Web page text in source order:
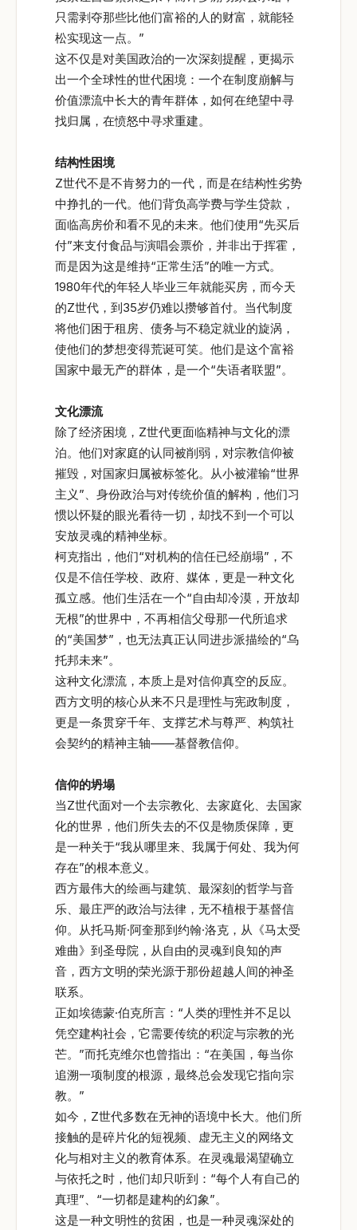
只需剥夺那些比他们富裕的人的财富，就能轻
松实现这一点。”
这不仅是对美国政治的一次深刻提醒，更揭示
出一个全球性的世代困境：一个在制度崩解与
价值漂流中长大的青年群体，如何在绝望中寻
找归属，在愤怒中寻求重建。
结构性困境
Z世代不是不肯努力的一代，而是在结构性劣势
中挣扎的一代。他们背负高学费与学生贷款，
面临高房价和看不见的未来。他们使用“先买后
付”来支付食品与演唱会票价，并非出于挥霍，
而是因为这是维持“正常生活”的唯一方式。
1980年代的年轻人毕业三年就能买房，而今天
的Z世代，到35岁仍难以攒够首付。当代制度
将他们困于租房、债务与不稳定就业的旋涡，
使他们的梦想变得荒诞可笑。他们是这个富裕
国家中最无产的群体，是一个“失语者联盟”。
文化漂流
除了经济困境，Z世代更面临精神与文化的漂
泊。他们对家庭的认同被削弱，对宗教信仰被
摧毁，对国家归属被标签化。从小被灌输“世界
主义”、身份政治与对传统价值的解构，他们习
惯以怀疑的眼光看待一切，却找不到一个可以
安放灵魂的精神坐标。
柯克指出，他们“对机构的信任已经崩塌”，不
仅是不信任学校、政府、媒体，更是一种文化
孤立感。他们生活在一个“自由却冷漠，开放却
无根”的世界中，不再相信父母那一代所追求
的“美国梦”，也无法真正认同进步派描绘的“乌
托邦未来”。
这种文化漂流，本质上是对信仰真空的反应。
西方文明的核心从来不只是理性与宪政制度，
更是一条贯穿千年、支撑艺术与尊严、构筑社
会契约的精神主轴——基督教信仰。
信仰的坍塌
当Z世代面对一个去宗教化、去家庭化、去国家
化的世界，他们所失去的不仅是物质保障，更
是一种关于“我从哪里来、我属于何处、我为何
存在”的根本意义。
西方最伟大的绘画与建筑、最深刻的哲学与音
乐、最庄严的政治与法律，无不植根于基督信
仰。从托马斯·阿奎那到约翰·洛克，从《马太受
难曲》到圣母院，从自由的灵魂到良知的声
音，西方文明的荣光源于那份超越人间的神圣
联系。
正如埃德蒙·伯克所言：“人类的理性并不足以
凭空建构社会，它需要传统的积淀与宗教的光
芒。”而托克维尔也曾指出：“在美国，每当你
追溯一项制度的根源，最终总会发现它指向宗
教。”
如今，Z世代多数在无神的语境中长大。他们所
接触的是碎片化的短视频、虚无主义的网络文
化与相对主义的教育体系。在灵魂最渴望确立
与依托之时，他们却只听到：“每个人有自己的
真理”、“一切都是建构的幻象”。
这是一种文明性的贫困，也是一种灵魂深处的